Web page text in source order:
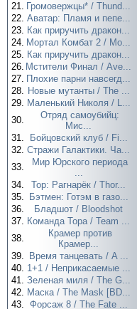
21. Громовержцы* / Thund...
22. Аватар: Пламя и пепе...
23. Как приручить дракон...
24. Мортал Комбат 2 / Mo...
25. Как приручить дракон...
26. Мстители Финал / Ave...
27. Плохие парни навсегд...
28. Новые мутанты / The ...
29. Маленький Николя / L...
30.
Отряд самоубийц:
Мис...
31.
Бойцовский клуб / Fi...
32. Стражи Галактики. Ча...
33.
Мир Юрского периода
...
34.
Тор: Рагнарёк / Thor...
35.
Бэтмен: Готэм в газо...
36.
Бладшот / Bloodshot
37. Команда Тора / Team ...
38.
Крамер против
Крамер...
39.
Время танцевать / A ...
40. 1+1 / Неприкасаемые ...
41. Зеленая миля / The G...
42. Маска / The Mask [BD...
43. Форсаж 8 / The Fate ...